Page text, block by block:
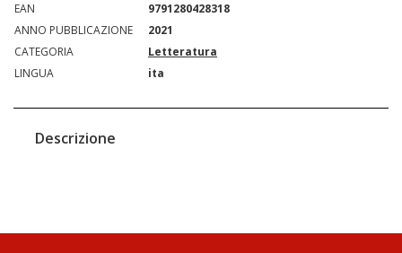
EAN
9791280428318
ANNO PUBBLICAZIONE
2021
CATEGORIA
Letteratura
LINGUA
ita
Descrizione